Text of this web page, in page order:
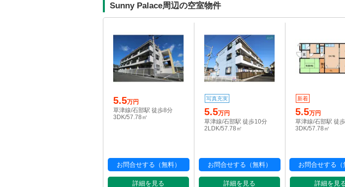
Sunny Palace周辺の空室物件
5.5万円
草津線/石部駅 徒歩8分
3DK/57.78㎡
お問合せする（無料）
詳細を見る
写真充実
5.5万円
草津線/石部駅 徒歩10分
2LDK/57.78㎡
お問合せする（無料）
詳細を見る
新着
5.5万円
草津線/石部駅 徒
3DK/57.78㎡
お問合せする（
詳細を見